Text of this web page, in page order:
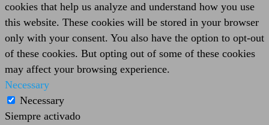
cookies that help us analyze and understand how you use
this website. These cookies will be stored in your browser
only with your consent. You also have the option to opt-out
of these cookies. But opting out of some of these cookies
may affect your browsing experience.
Necessary
Necessary
Siempre activado